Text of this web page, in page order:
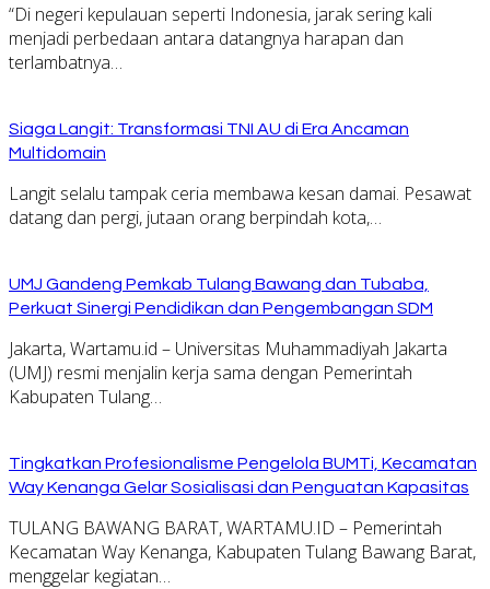
“Di negeri kepulauan seperti Indonesia, jarak sering kali
menjadi perbedaan antara datangnya harapan dan
terlambatnya…
Siaga Langit: Transformasi TNI AU di Era Ancaman
Multidomain
Langit selalu tampak ceria membawa kesan damai. Pesawat
datang dan pergi, jutaan orang berpindah kota,…
UMJ Gandeng Pemkab Tulang Bawang dan Tubaba,
Perkuat Sinergi Pendidikan dan Pengembangan SDM
Jakarta, Wartamu.id – Universitas Muhammadiyah Jakarta
(UMJ) resmi menjalin kerja sama dengan Pemerintah
Kabupaten Tulang…
Tingkatkan Profesionalisme Pengelola BUMTi, Kecamatan
Way Kenanga Gelar Sosialisasi dan Penguatan Kapasitas
TULANG BAWANG BARAT, WARTAMU.ID – Pemerintah
Kecamatan Way Kenanga, Kabupaten Tulang Bawang Barat,
menggelar kegiatan…